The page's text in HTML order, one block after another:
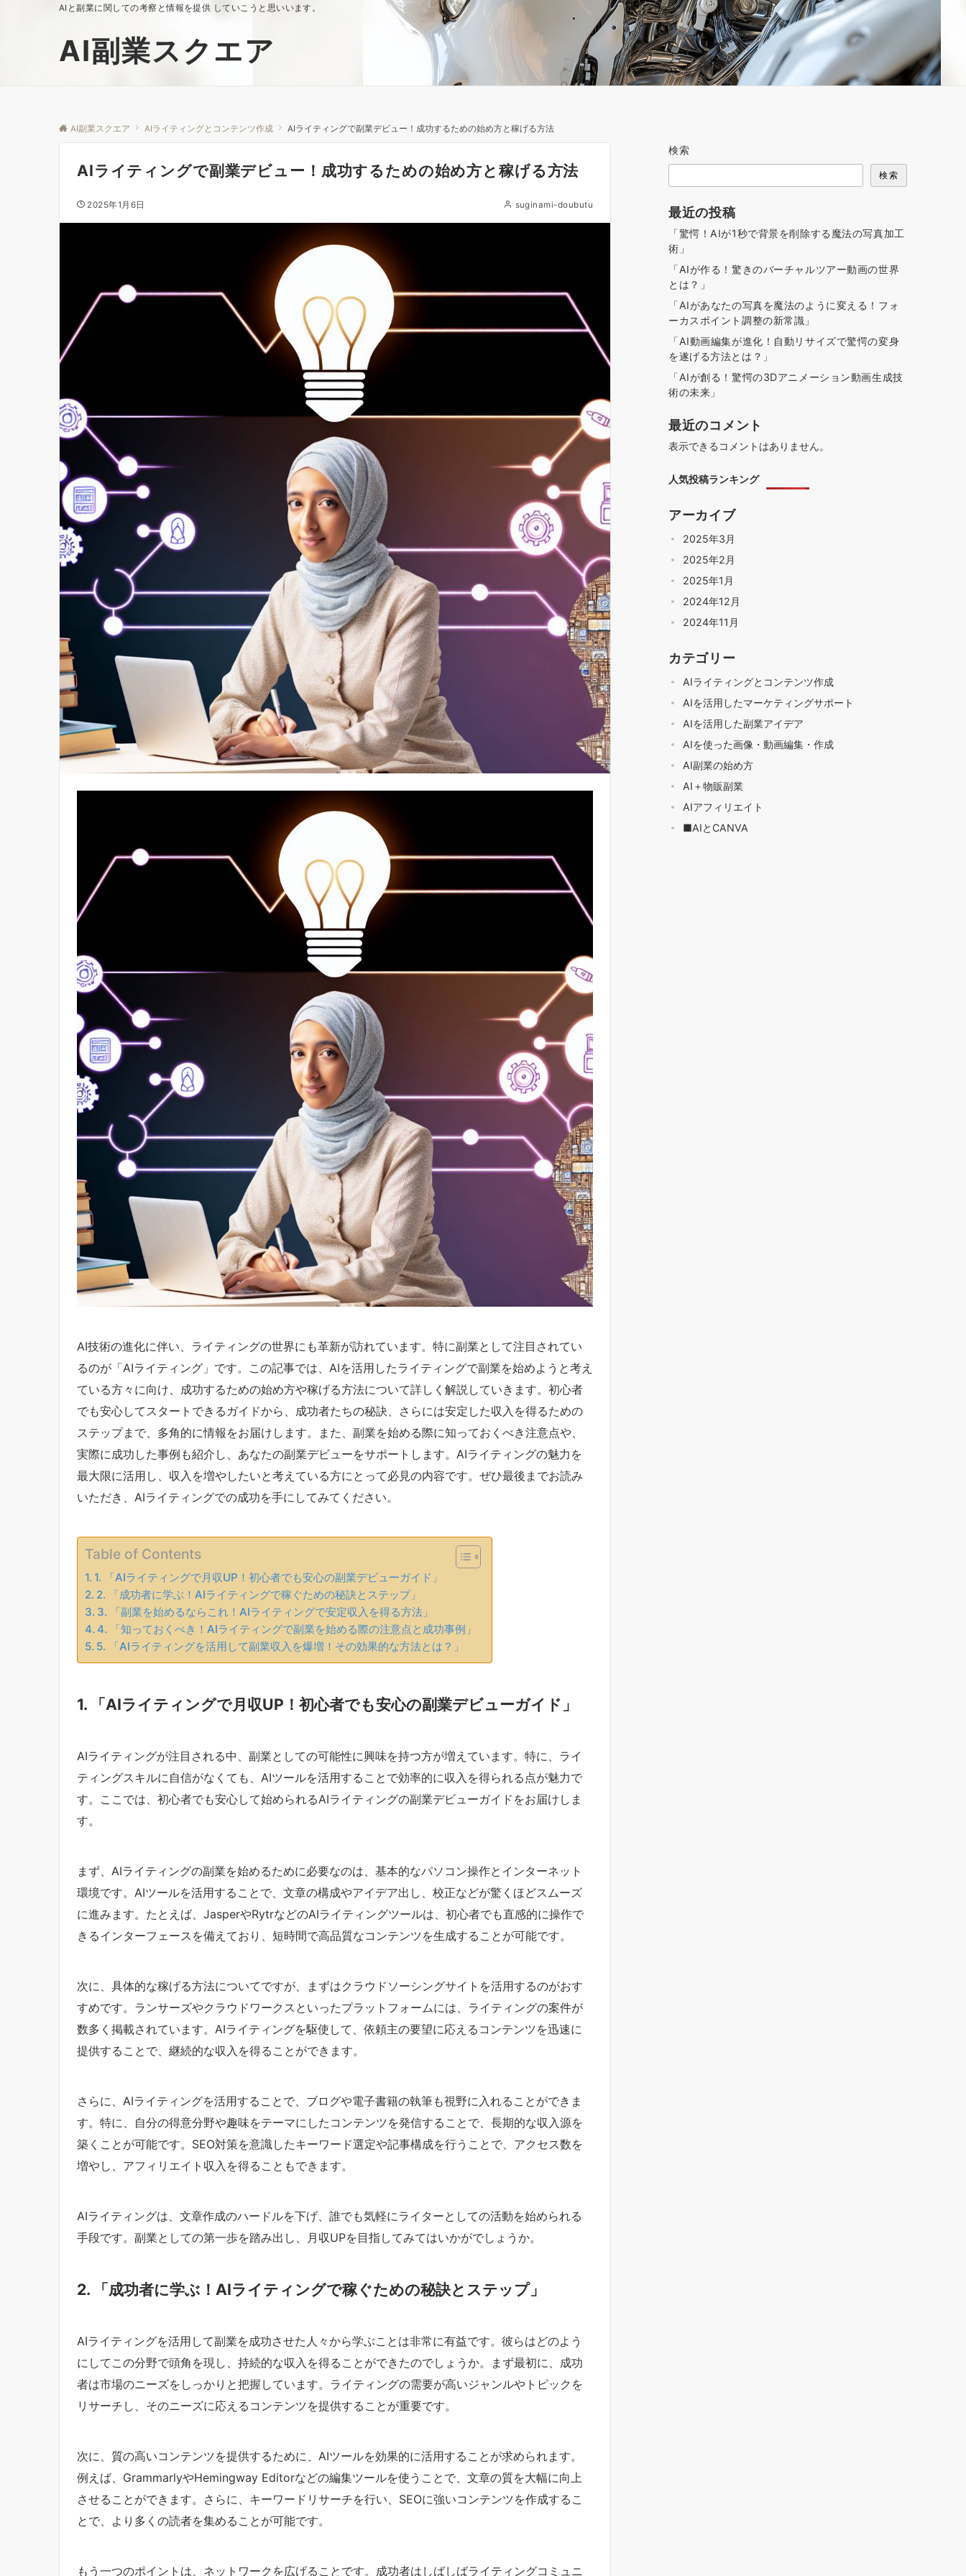
AIと副業に関しての考察と情報を提供 していこうと思いいます。
AI副業スクエア
AI副業スクエア AIライティングとコンテンツ作成 AIライティングで副業デビュー！成功するための始め方と稼げる方法
AIライティングで副業デビュー！成功するための始め方と稼げる方法
2025年1月6日 suginami-doubutu
AI技術の進化に伴い、ライティングの世界にも革新が訪れています。特に副業として注目されてい
るのが「AIライティング」です。この記事では、AIを活用したライティングで副業を始めようと考え
ている方々に向け、成功するための始め方や稼げる方法について詳しく解説していきます。初心者
でも安心してスタートできるガイドから、成功者たちの秘訣、さらには安定した収入を得るための
ステップまで、多角的に情報をお届けします。また、副業を始める際に知っておくべき注意点や、
実際に成功した事例も紹介し、あなたの副業デビューをサポートします。AIライティングの魅力を
最大限に活用し、収入を増やしたいと考えている方にとって必見の内容です。ぜひ最後までお読み
いただき、AIライティングでの成功を手にしてみてください。
Table of Contents
1. 「AIライティングで月収UP！初心者でも安心の副業デビューガイド」
2. 「成功者に学ぶ！AIライティングで稼ぐための秘訣とステップ」
3. 「副業を始めるならこれ！AIライティングで安定収入を得る方法」
4. 「知っておくべき！AIライティングで副業を始める際の注意点と成功事例」
5. 「AIライティングを活用して副業収入を爆増！その効果的な方法とは？」
1. 「AIライティングで月収UP！初心者でも安心の副業デビューガイド」
AIライティングが注目される中、副業としての可能性に興味を持つ方が増えています。特に、ライ
ティングスキルに自信がなくても、AIツールを活用することで効率的に収入を得られる点が魅力で
す。ここでは、初心者でも安心して始められるAIライティングの副業デビューガイドをお届けしま
す。
まず、AIライティングの副業を始めるために必要なのは、基本的なパソコン操作とインターネット
環境です。AIツールを活用することで、文章の構成やアイデア出し、校正などが驚くほどスムーズ
に進みます。たとえば、JasperやRytrなどのAIライティングツールは、初心者でも直感的に操作で
きるインターフェースを備えており、短時間で高品質なコンテンツを生成することが可能です。
次に、具体的な稼げる方法についてですが、まずはクラウドソーシングサイトを活用するのがおす
すめです。ランサーズやクラウドワークスといったプラットフォームには、ライティングの案件が
数多く掲載されています。AIライティングを駆使して、依頼主の要望に応えるコンテンツを迅速に
提供することで、継続的な収入を得ることができます。
さらに、AIライティングを活用することで、ブログや電子書籍の執筆も視野に入れることができま
す。特に、自分の得意分野や趣味をテーマにしたコンテンツを発信することで、長期的な収入源を
築くことが可能です。SEO対策を意識したキーワード選定や記事構成を行うことで、アクセス数を
増やし、アフィリエイト収入を得ることもできます。
AIライティングは、文章作成のハードルを下げ、誰でも気軽にライターとしての活動を始められる
手段です。副業としての第一歩を踏み出し、月収UPを目指してみてはいかがでしょうか。
2. 「成功者に学ぶ！AIライティングで稼ぐための秘訣とステップ」
AIライティングを活用して副業を成功させた人々から学ぶことは非常に有益です。彼らはどのよう
にしてこの分野で頭角を現し、持続的な収入を得ることができたのでしょうか。まず最初に、成功
者は市場のニーズをしっかりと把握しています。ライティングの需要が高いジャンルやトピックを
リサーチし、そのニーズに応えるコンテンツを提供することが重要です。
次に、質の高いコンテンツを提供するために、AIツールを効果的に活用することが求められます。
例えば、GrammarlyやHemingway Editorなどの編集ツールを使うことで、文章の質を大幅に向上
させることができます。さらに、キーワードリサーチを行い、SEOに強いコンテンツを作成するこ
とで、より多くの読者を集めることが可能です。
もう一つのポイントは、ネットワークを広げることです。成功者はしばしばライティングコミュニ
検索
検索
最近の投稿
「驚愕！AIが1秒で背景を削除する魔法の写真加工
術」
「AIが作る！驚きのバーチャルツアー動画の世界
とは？」
「AIがあなたの写真を魔法のように変える！フォ
ーカスポイント調整の新常識」
「AI動画編集が進化！自動リサイズで驚愕の変身
を遂げる方法とは？」
「AIが創る！驚愕の3Dアニメーション動画生成技
術の未来」
最近のコメント
表示できるコメントはありません。
人気投稿ランキング
アーカイブ
2025年3月
2025年2月
2025年1月
2024年12月
2024年11月
カテゴリー
AIライティングとコンテンツ作成
AIを活用したマーケティングサポート
AIを活用した副業アイデア
AIを使った画像・動画編集・作成
AI副業の始め方
AI＋物販副業
AIアフィリエイト
■AIとCANVA